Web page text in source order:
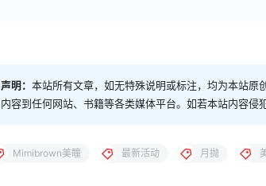
声明： 本站所有文章，如无特殊说明或标注，均为本站
内容到任何网站、书籍等各类媒体平台。如若本站内容侵
Mimibrown美瞳 最新活动 月抛